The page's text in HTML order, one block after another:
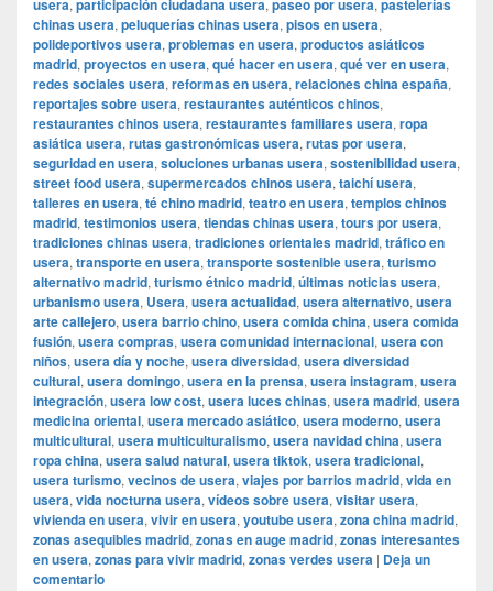
usera, participación ciudadana usera, paseo por usera, pastelerías
chinas usera, peluquerías chinas usera, pisos en usera,
polideportivos usera, problemas en usera, productos asiáticos
madrid, proyectos en usera, qué hacer en usera, qué ver en usera,
redes sociales usera, reformas en usera, relaciones china españa,
reportajes sobre usera, restaurantes auténticos chinos,
restaurantes chinos usera, restaurantes familiares usera, ropa
asiática usera, rutas gastronómicas usera, rutas por usera,
seguridad en usera, soluciones urbanas usera, sostenibilidad usera,
street food usera, supermercados chinos usera, taichí usera,
talleres en usera, té chino madrid, teatro en usera, templos chinos
madrid, testimonios usera, tiendas chinas usera, tours por usera,
tradiciones chinas usera, tradiciones orientales madrid, tráfico en
usera, transporte en usera, transporte sostenible usera, turismo
alternativo madrid, turismo étnico madrid, últimas noticias usera,
urbanismo usera, Usera, usera actualidad, usera alternativo, usera
arte callejero, usera barrio chino, usera comida china, usera comida
fusión, usera compras, usera comunidad internacional, usera con
niños, usera día y noche, usera diversidad, usera diversidad
cultural, usera domingo, usera en la prensa, usera instagram, usera
integración, usera low cost, usera luces chinas, usera madrid, usera
medicina oriental, usera mercado asiático, usera moderno, usera
multicultural, usera multiculturalismo, usera navidad china, usera
ropa china, usera salud natural, usera tiktok, usera tradicional,
usera turismo, vecinos de usera, viajes por barrios madrid, vida en
usera, vida nocturna usera, vídeos sobre usera, visitar usera,
vivienda en usera, vivir en usera, youtube usera, zona china madrid,
zonas asequibles madrid, zonas en auge madrid, zonas interesantes
en usera, zonas para vivir madrid, zonas verdes usera | Deja un
comentario